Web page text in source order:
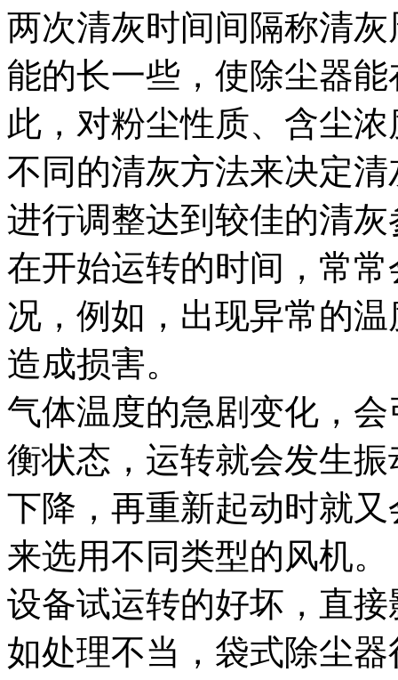
两次清灰时间间隔称清
能的长一些，使除尘器
此，对粉尘性质、含尘
不同的清灰方法来决定
进行调整达到较佳的清灰
在开始运转的时间，常
况，例如，出现异常的
造成损害。
气体温度的急剧变化，
衡状态，运转就会发生
下降，再重新起动时就
来选用不同类型的风机。
设备试运转的好坏，直
如处理不当，袋式除尘